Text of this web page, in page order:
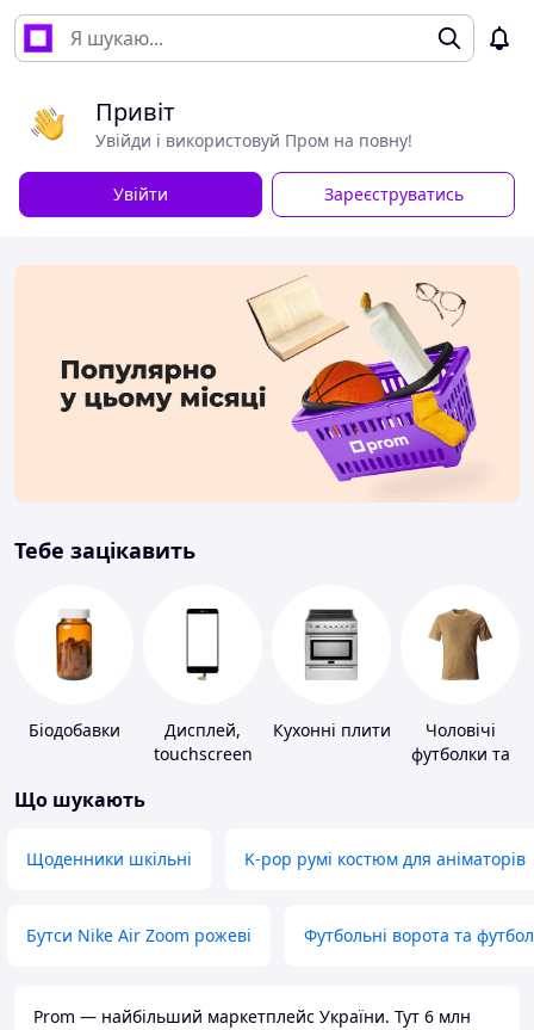
Привіт
Увійди і використовуй Пром на повну!
Увійти Зареєструватись
Тебе зацікавить
Біодобавки
Дисплей,
touchscreen
Кухонні плити
Чоловічі
футболки та
Що шукають
Щоденники шкільні K-pop румі костюм для аніматорів
Бутси Nike Air Zoom рожеві Футбольні ворота та
Prom — найбільший маркетплейс України. Тут 6 млн